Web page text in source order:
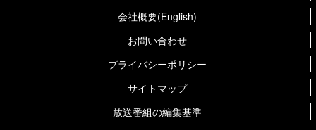
会社概要(English)
お問い合わせ
プライバシーポリシー
サイトマップ
放送番組の編集基準